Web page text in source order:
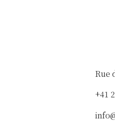
Rue
+41